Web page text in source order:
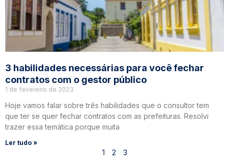
3 habilidades necessárias para você fechar
contratos com o gestor público
1 de fevereiro de 2023
Hoje vamos falar sobre três habilidades que o consultor tem
que ter se quer fechar contratos com as prefeituras. Resolvi
trazer essa temática porque muita
Ler tudo »
1 2 3